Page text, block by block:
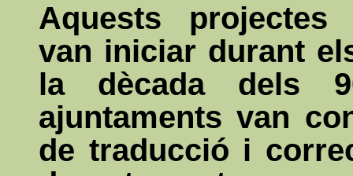
Aquests projectes
van iniciar durant
la dècada dels
ajuntaments van
de traducció i